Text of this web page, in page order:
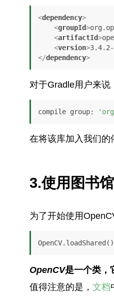
<dependency>
<groupId>
<artifactId>
<version>
</dependency>
对于Gradle用户来说
compile group:
在将该库加入我们的
3.使用图书馆
为了开始使用
OpenCV是一个类，
值得注意的是， 文档